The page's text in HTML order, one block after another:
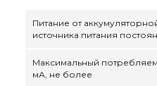
Питание от
источника питания
Максимальный
мА, не более